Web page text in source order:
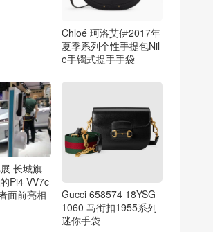
Chloé 珂洛艾伊2017年
夏季系列个性手提包Nil
e手镯式提手手袋
长城旗
Pi4 VV7c
面前亮相
Gucci 658574 18YSG
1060 马衔扣1955系列
迷你手袋